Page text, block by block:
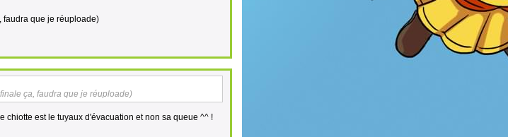
faudra que je réuploade)
ça, faudra que je réuploade)
chiotte est le tuyaux d'évacuation et non sa queue ^^ !